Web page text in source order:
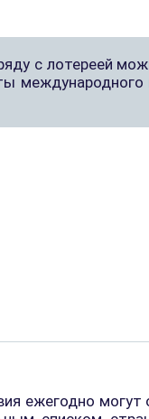
с лотереей
международного
ежегодно